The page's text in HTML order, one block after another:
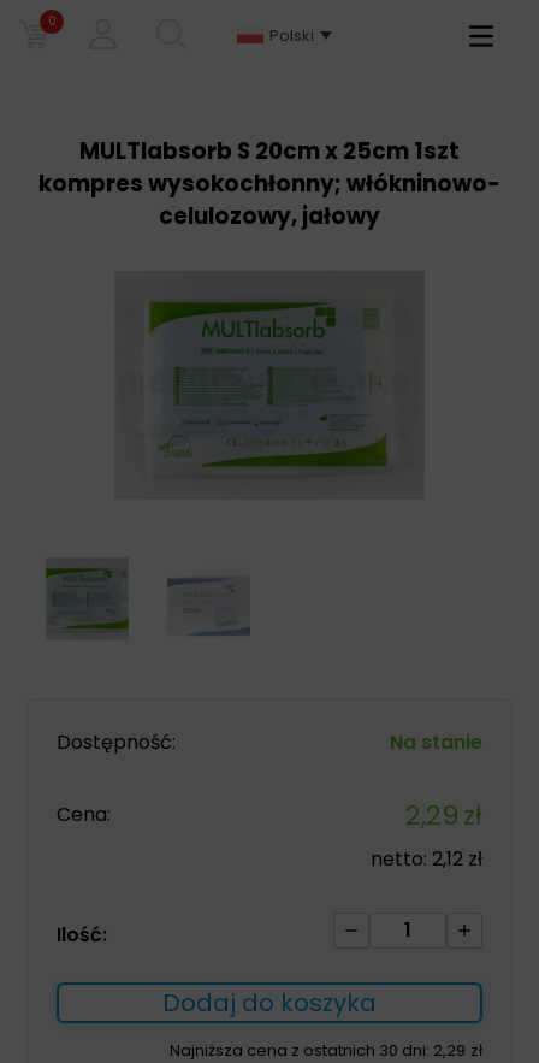
0
Polski
Primary
MULTIabsorb S 20cm x 25cm 1szt
kompres wysokochłonny; włókninowo-
celulozowy, jałowy
Dostępność: Na stanie
Cena: 2,29zł
netto: 2,12 zł
Ilość:
ilość
S
20cm
x
Dodaj do koszyka
Najniższa cena z ostatnich 30 dni: 2,29 zł